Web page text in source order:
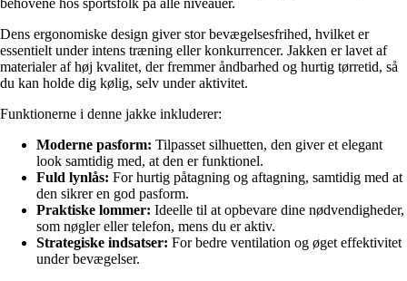
behovene hos sportsfolk på alle niveauer.
Dens ergonomiske design giver stor bevægelsesfrihed, hvilket er
essentielt under intens træning eller konkurrencer. Jakken er lavet af
materialer af høj kvalitet, der fremmer åndbarhed og hurtig tørretid, så
du kan holde dig kølig, selv under aktivitet.
Funktionerne i denne jakke inkluderer:
Moderne pasform: Tilpasset silhuetten, den giver et elegant
look samtidig med, at den er funktionel.
Fuld lynlås: For hurtig påtagning og aftagning, samtidig med at
den sikrer en god pasform.
Praktiske lommer: Ideelle til at opbevare dine nødvendigheder,
som nøgler eller telefon, mens du er aktiv.
Strategiske indsatser: For bedre ventilation og øget effektivitet
under bevægelser.